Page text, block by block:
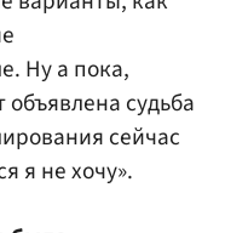
Ну а пока,
объявлена судьба
сейчас
я не хочу».